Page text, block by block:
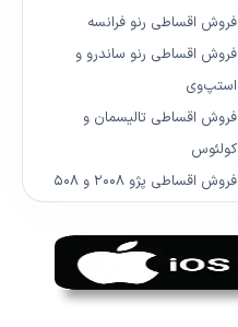
فروش اقساطی رنو فرانسه
فروش اقساطی رنو ساندرو و
استپ‌وی
فروش اقساطی تالیسمان و
کولئوس
فروش اقساطی پژو ۲۰۰۸ و ۵۰۸